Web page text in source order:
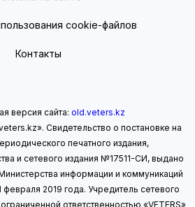
cookie-файлов
Контакты
версия сайта: old.veters.kz
Свидетельство о постановке на
печатного издания,
и сетевого издания №17511-СИ, выдано
информации и коммуникаций
февраля 2019 года. Учредитель сетевого
ответственностью «VETERS»